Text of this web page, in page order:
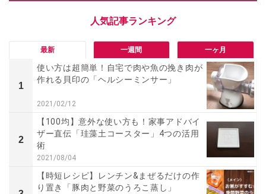
最新 一週間 一ヶ月
1
使い方は超簡単！自宅で肉や魚の挽き肉が
作れる貝印の「ヘルシーミンサー」
2021/02/12
2
【100均】意外な使い方も！家事アドバイ
ザー直伝「珪藻土コースター」4つの活用
術
2021/08/04
【時短レシピ】レンチン&まぜるだけの作
り置き「豚肉と野菜のうろこ蒸し」